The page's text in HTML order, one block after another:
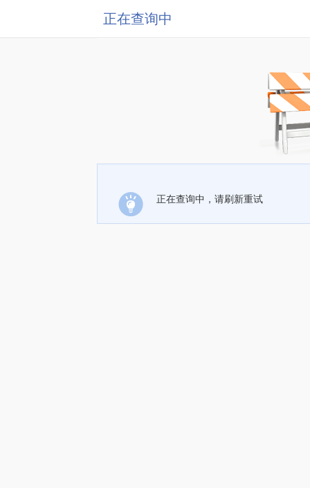
正在查询中
正在查询中，请刷新重试